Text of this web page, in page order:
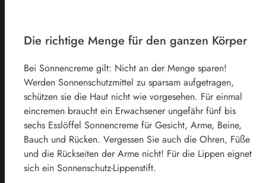
Die richtige Menge für den ganzen Körper
Bei Sonnencreme gilt: Nicht an der Menge sparen!
Werden Sonnenschutzmittel zu sparsam aufgetragen,
schützen sie die Haut nicht wie vorgesehen. Für einmal
eincremen braucht ein Erwachsener ungefähr fünf bis
sechs Esslöffel Sonnencreme für Gesicht, Arme, Beine,
Bauch und Rücken. Vergessen Sie auch die Ohren, Füße
und die Rückseiten der Arme nicht! Für die Lippen eignet
sich ein Sonnenschutz-Lippenstift.